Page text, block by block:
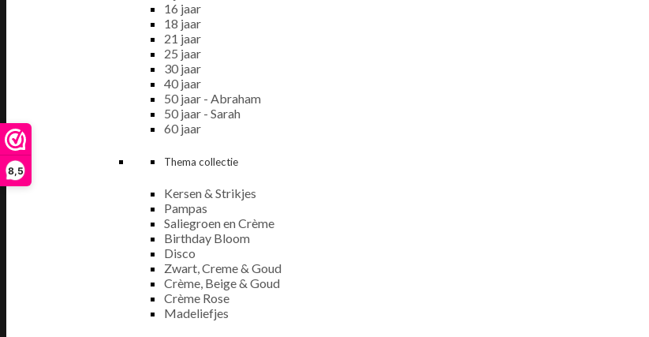
8,5
16 jaar
18 jaar
21 jaar
25 jaar
30 jaar
40 jaar
50 jaar - Abraham
50 jaar - Sarah
60 jaar
Thema collectie
Kersen & Strikjes
Pampas
Saliegroen en Crème
Birthday Bloom
Disco
Zwart, Creme & Goud
Crème, Beige & Goud
Crème Rose
Madeliefjes